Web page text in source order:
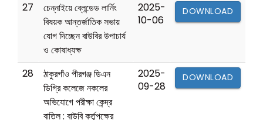
27
চেন্নাইয়ে ব্লেন্ডেড লার্নিং
বিষয়ক আন্তর্জাতিক সভায়
যোগ দিচ্ছেন বাউবির উপাচার্য
ও কোষাধ্যক্ষ
2025-
10-06
DOWNLOAD
28
ঠাকুরগাঁও পীরগঞ্জ ডিএন
ডিগ্রি কলেজে নকলের
অভিযোগে পরীক্ষা কেন্দ্র
বাতিল : বাউবি কর্তৃপক্ষের
2025-
09-28
DOWNLOAD